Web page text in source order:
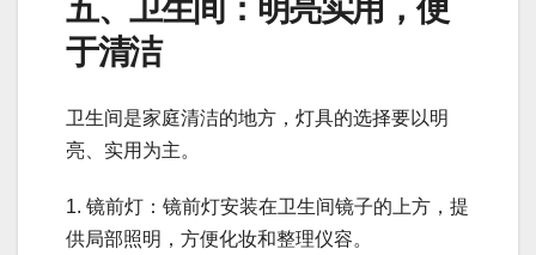
五、卫生间：明亮实用，便
于清洁
卫生间是家庭清洁的地方，灯具的选择要以明
亮、实用为主。
1. 镜前灯：镜前灯安装在卫生间镜子的上方，提
供局部照明，方便化妆和整理仪容。